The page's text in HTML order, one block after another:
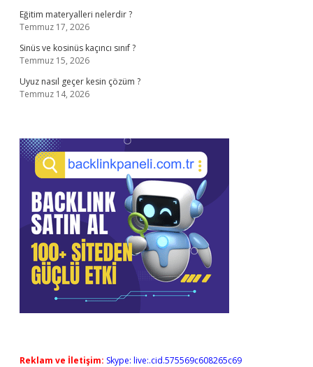
Eğitim materyalleri nelerdir ?
Temmuz 17, 2026
Sinüs ve kosinüs kaçıncı sınıf ?
Temmuz 15, 2026
Uyuz nasıl geçer kesin çözüm ?
Temmuz 14, 2026
Reklam ve İletişim: Skype: live:.cid.575569c608265c69